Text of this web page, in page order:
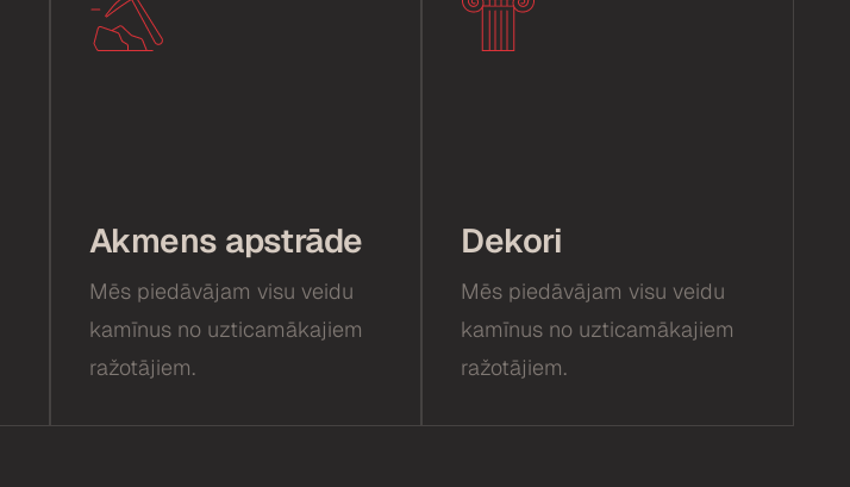
Akmens apstrāde
Mēs piedāvājam visu veidu
kamīnus no uzticamākajiem
ražotājiem.
Dekori
Mēs piedāvājam visu veidu
kamīnus no uzticamākajiem
ražotājiem.